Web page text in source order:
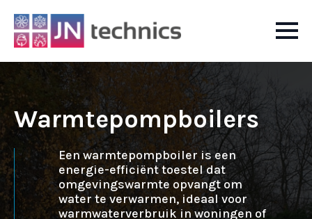
Warmtepompboilers
Een warmtepompboiler is een
energie-efficiënt toestel dat
omgevingswarmte opvangt om
water te verwarmen, ideaal voor
warmwaterverbruik in woningen of